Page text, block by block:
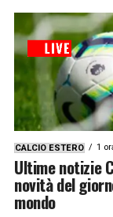
CALCIO ESTERO 1
Ultime notizie
novità del
mondo